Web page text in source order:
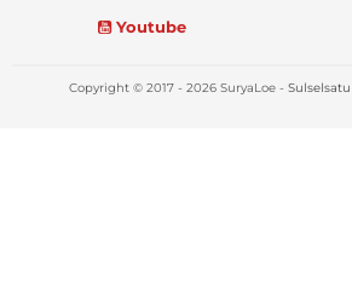
Youtube
Copyright © 2017 - 2026 SuryaLoe - Sulselsatu